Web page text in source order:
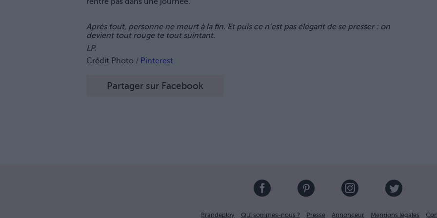
Après tout, personne ne meurt à la fin. Et puis ce n’est pas élégant de se presser : on
devient tout rouge te tout suintant.
LP.
Crédit Photo / Pinterest
Partager sur Facebook
Brandeploy Qui sommes-nous ? Presse Annonceur Mentions légales